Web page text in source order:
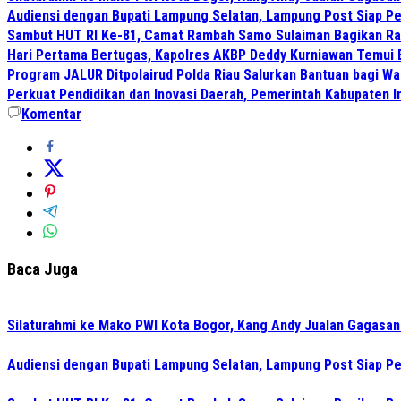
Audiensi dengan Bupati Lampung Selatan, Lampung Post Siap
Sambut HUT RI Ke-81, Camat Rambah Samo Sulaiman Bagikan
Hari Pertama Bertugas, Kapolres AKBP Deddy Kurniawan
Program JALUR Ditpolairud Polda Riau Salurkan Bantuan bagi
Perkuat Pendidikan dan Inovasi Daerah, Pemerintah Kabupaten
Komentar
Baca Juga
Silaturahmi ke Mako PWI Kota Bogor, Kang Andy Jualan
Audiensi dengan Bupati Lampung Selatan, Lampung Post Siap